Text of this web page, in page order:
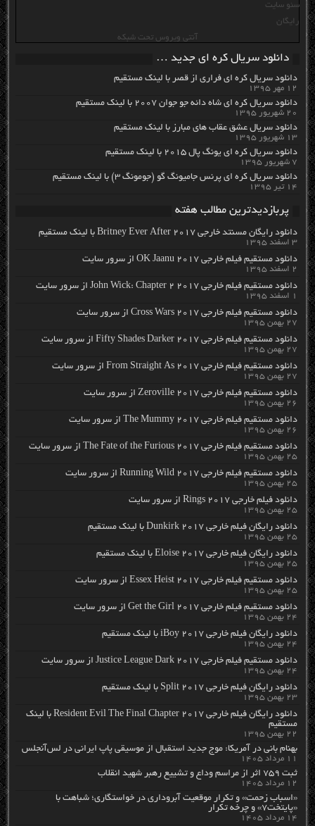
سئو سایت
رایگان
آنتی ویروس تحت شبکه
دانلود سریال کره ای جدید …
دانلود سریال کره ای فراری از قصر با لینک مستقیم
۱۲ مهر ۱۳۹۵
دانلود سریال کره ای شاه دائه جو جوان ۲۰۰۷ با لینک مستقیم
۲۰ شهریور ۱۳۹۵
دانلود سریال عشق عقاب های مبارز با لینک مستقیم
۱۳ شهریور ۱۳۹۵
دانلود سریال کره ای یونگ پال ۲۰۱۵ با لینک مستقیم
۷ شهریور ۱۳۹۵
دانلود سریال کره ای پرنس جامیونگ گو (جومونگ ۳) با لینک مستقیم
۱۴ تیر ۱۳۹۵
پربازدیدترین مطالب هفته
دانلود رایگان مسنتد خارجی Britney Ever After 2017 با لینک مستقیم
۳ اسفند ۱۳۹۵
دانلود مستقیم فیلم خارجی OK Jaanu 2017 از سرور سایت
۲ اسفند ۱۳۹۵
دانلود مستقیم فیلم خارجی John Wick: Chapter 2 2017 از سرور سایت
۱ اسفند ۱۳۹۵
دانلود مستقیم فیلم خارجی Cross Wars 2017 از سرور سایت
۲۷ بهمن ۱۳۹۵
دانلود مستقیم فیلم خارجی Fifty Shades Darker 2017 از سرور سایت
۲۷ بهمن ۱۳۹۵
دانلود مستقیم فیلم خارجی From Straight As 2017 از سرور سایت
۲۷ بهمن ۱۳۹۵
دانلود مستقیم فیلم خارجی Zeroville 2017 از سرور سایت
۲۶ بهمن ۱۳۹۵
دانلود مستقیم فیلم خارجی The Mummy 2017 از سرور سایت
۲۶ بهمن ۱۳۹۵
دانلود مستقیم فیلم خارجی The Fate of the Furious 2017 از سرور سایت
۲۵ بهمن ۱۳۹۵
دانلود مستقیم فیلم خارجی Running Wild 2017 از سرور سایت
۲۵ بهمن ۱۳۹۵
دانلود فیلم خارجی Rings 2017 از سرور سایت
۲۵ بهمن ۱۳۹۵
دانلود رایگان فیلم خارجی Dunkirk 2017 با لینک مستقیم
۲۵ بهمن ۱۳۹۵
دانلود رایگان فیلم خارجی Eloise 2017 با لینک مستقیم
۲۵ بهمن ۱۳۹۵
دانلود مستقیم فیلم خارجی Essex Heist 2017 از سرور سایت
۲۵ بهمن ۱۳۹۵
دانلود مستقیم فیلم خارجی Get the Girl 2017 از سرور سایت
۲۴ بهمن ۱۳۹۵
دانلود رایگان فیلم خارجی iBoy 2017 با لینک مستقیم
۲۴ بهمن ۱۳۹۵
دانلود مستقیم فیلم خارجی Justice League Dark 2017 از سرور سایت
۲۴ بهمن ۱۳۹۵
دانلود رایگان فیلم خارجی Split 2017 با لینک مستقیم
۲۳ بهمن ۱۳۹۵
دانلود رایگان فیلم خارجی Resident Evil The Final Chapter 2017 با لینک
مستقیم
۲۲ بهمن ۱۳۹۵
بهنام بانی در آمریکا: موج جدید استقبال از موسیقی پاپ ایرانی در لس‌آنجلس
۱۱ مرداد ۱۴۰۵
ثبت ۷۵۹ اثر از مراسم وداع و تشییع رهبر شهید انقلاب
۱۲ مرداد ۱۴۰۵
«اسباب زحمت» و تکرار موقعیت آبروداری در خواستگاری؛ شباهت با
«پایتخت۷» و چرخه تکرار
۱۴ مرداد ۱۴۰۵